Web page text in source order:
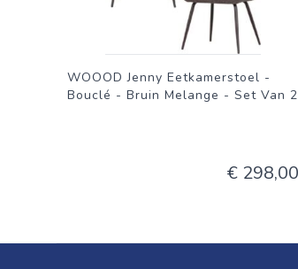
WOOOD Jenny Eetkamerstoel -
Bouclé - Bruin Melange - Set Van 2
€ 298,00